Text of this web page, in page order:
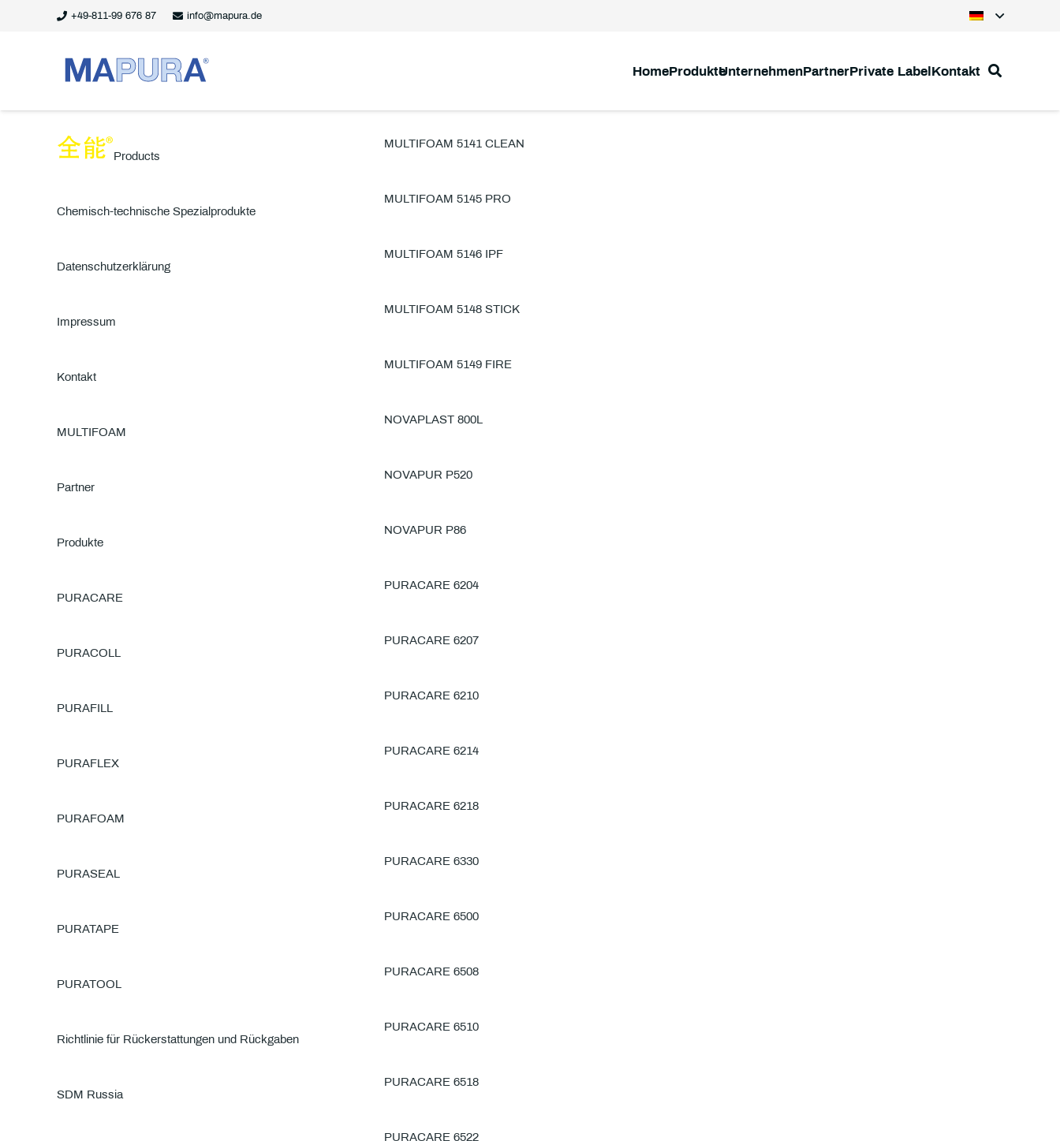
+49-811-99 676 87 info@mapura.de
HomeProdukteUnternehmenPartnerPrivate LabelKontakt
Products
Chemisch-technische Spezialprodukte
Datenschutzerklärung
Impressum
Kontakt
MULTIFOAM
Partner
Produkte
PURACARE
PURACOLL
PURAFILL
PURAFLEX
PURAFOAM
PURASEAL
PURATAPE
PURATOOL
Richtlinie für Rückerstattungen und Rückgaben
SDM Russia
MULTIFOAM 5141 CLEAN
MULTIFOAM 5145 PRO
MULTIFOAM 5146 IPF
MULTIFOAM 5148 STICK
MULTIFOAM 5149 FIRE
NOVAPLAST 800L
NOVAPUR P520
NOVAPUR P86
PURACARE 6204
PURACARE 6207
PURACARE 6210
PURACARE 6214
PURACARE 6218
PURACARE 6330
PURACARE 6500
PURACARE 6508
PURACARE 6510
PURACARE 6518
PURACARE 6522